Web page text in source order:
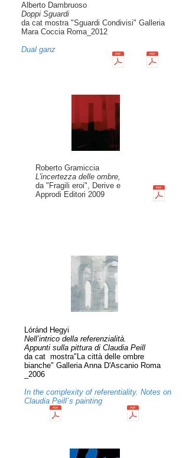
Alberto Dambruoso
Doppi Sguardi
da cat mostra "Sguardi Condivisi" Galleria
Mara Coccia Roma_2012
Dual ganz
Roberto Gramiccia
L'incertezza delle ombre,
da "Fragili eroi", Derive e
Approdi Editori 2009
Lóránd Hegyi
Nell’intrico della referenzialità.
Appunti sulla pittura di Claudia Peill
da cat mostra"La città delle ombre
bianche" Galleria Anna D'Ascanio Roma
_2006
In the complexity of referentiality. Notes on
Claudia Peill´s painting